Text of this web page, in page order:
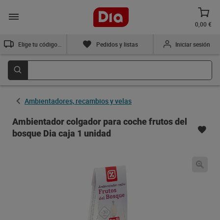
0,00 €
Pedidos y listas Iniciar sesión
Ambientadores, recambios y velas
Ambientador colgador para coche frutos del
bosque Dia caja 1 unidad